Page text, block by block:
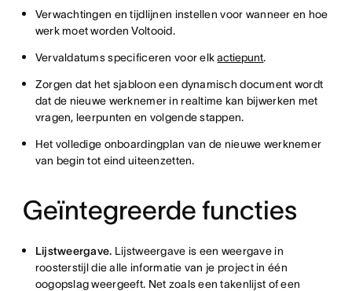
Verwachtingen en tijdlijnen instellen voor wanneer en hoe
werk moet worden Voltooid.
Vervaldatums specificeren voor elkactiepunt.
Zorgen dat het sjabloon een dynamisch document wordt
dat de nieuwe werknemer in realtime kan bijwerken met
vragen, leerpunten en volgende stappen.
Het volledige onboardingplan van de nieuwe werknemer
van begin tot eind uiteenzetten.
Geïntegreerde functies
Lijstweergave. Lijstweergave is een weergave in
roosterstijl die alle informatie van je project in één
oogopslag weergeeft. Net zoals een takenlijst of een